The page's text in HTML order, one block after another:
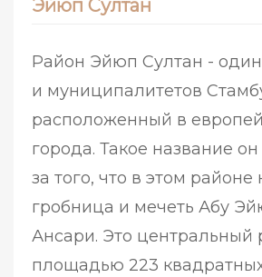
Эйюп Султан
Район Эйюп Султан -
и муниципалитетов
расположенный в
города. Такое название
за того, что в этом районе
гробница и мечеть Абу
Ансари. Это центральный
площадью 223